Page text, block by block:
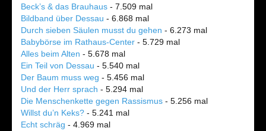
Beck’s & das Brauhaus - 7.509 mal
Bildband über Dessau - 6.868 mal
Durch sieben Säulen musst du gehen - 6.273 mal
Babybörse im Rathaus-Center - 5.729 mal
Alles beim Alten - 5.678 mal
Ein Teil von Dessau - 5.540 mal
Der Baum muss weg - 5.456 mal
Und der Herr sprach - 5.294 mal
Die Menschenkette gegen Rassismus - 5.256 mal
Willst du’n Keks? - 5.241 mal
Echt schräg - 4.969 mal